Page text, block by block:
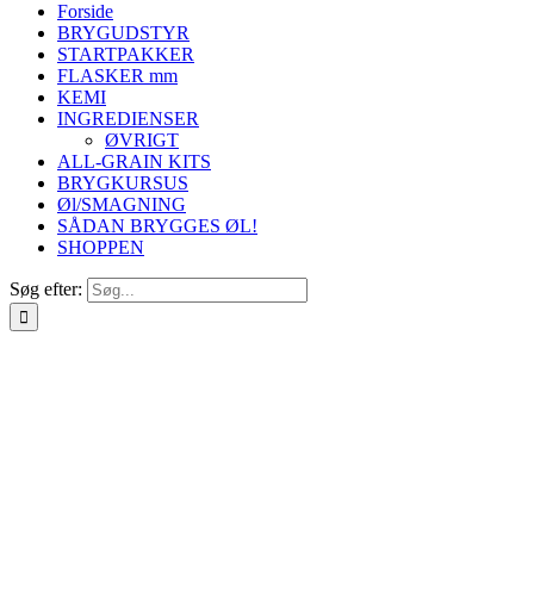
Forside
BRYGUDSTYR
STARTPAKKER
FLASKER mm
KEMI
INGREDIENSER
ØVRIGT
ALL-GRAIN KITS
BRYGKURSUS
Øl/SMAGNING
SÅDAN BRYGGES ØL!
SHOPPEN
Søg efter: